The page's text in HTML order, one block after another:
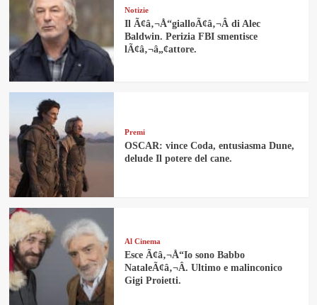
Notizie
Il Ã¢â‚¬Å“gialloÃ¢â‚¬Â di Alec
Baldwin. Perizia FBI smentisce
lÃ¢â‚¬â„¢attore.
Premi
OSCAR: vince Coda, entusiasma Dune,
delude Il potere del cane.
Al Cinema
Esce Ã¢â‚¬Å“Io sono Babbo
NataleÃ¢â‚¬Â. Ultimo e malinconico
Gigi Proietti.